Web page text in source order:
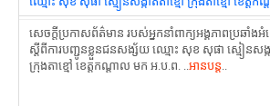
សេចក្តីប្រកាសព័ត៌មាន របស់អ្នកនាំពាក្យអង្គភាពប្រឆាំ
ស្តីពីការបញ្ជូនខ្លួនជនសង្ស័យ ឈ្មោះ សុខ សុផា ស្មៀនសង្ក
ក្រុងតាខ្មៅ ខេត្តកណ្តាល មក អ.ប.ព. ..អានបន្ត..